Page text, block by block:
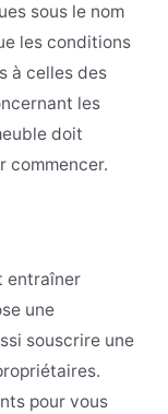
sous le nom
les conditions
à celles des
les
doit
commencer.
entraîner
une
souscrire une
pour vous